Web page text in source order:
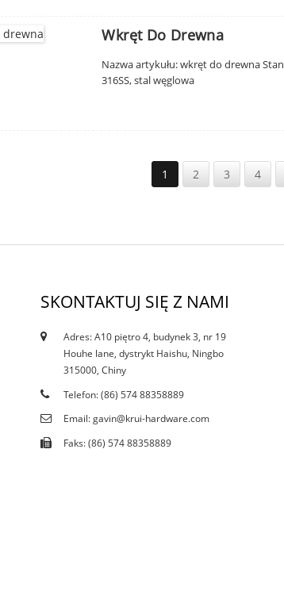
Wkręt Do Drewna
Nazwa artykułu: wkręt do drewna
316SS, stal węglowa
1 2 3 4
SKONTAKTUJ SIĘ Z NAMI
Adres: A10 piętro 4, budynek 3, nr 19
Houhe lane, dystrykt Haishu, Ningbo
315000, Chiny
Telefon: (86) 574 88358889
Email: gavin@krui-hardware.com
Faks: (86) 574 88358889
12.10.21
Czy obecne ograniczenie